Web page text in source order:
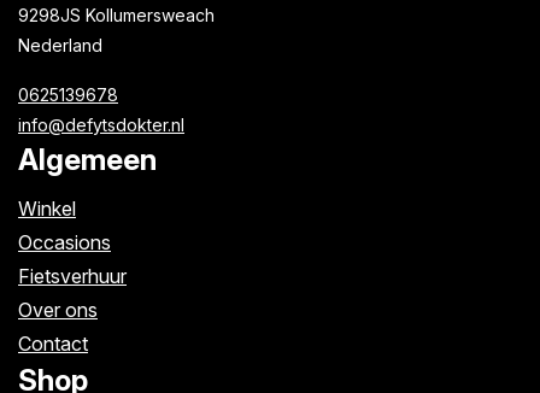
9298JS Kollumersweach
Nederland
0625139678
info@defytsdokter.nl
Algemeen
Winkel
Occasions
Fietsverhuur
Over ons
Contact
Shop